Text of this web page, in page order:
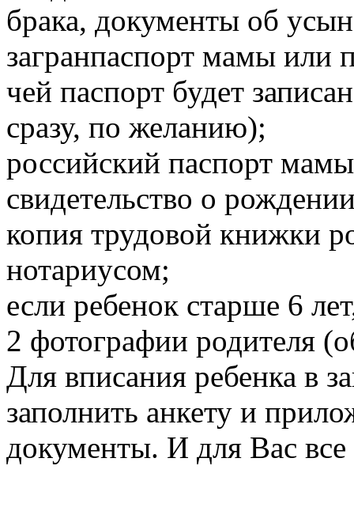
брака, документы об
загранпаспорт мамы или
чей паспорт будет
сразу, по желанию);
российский паспорт
свидетельство о
копия трудовой книжки
нотариусом;
если ребенок старше 6
2 фотографии родителя
Для вписания ребенка в
заполнить анкету и
документы. И для Вас все